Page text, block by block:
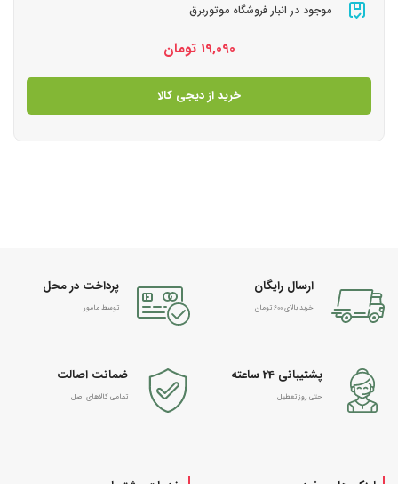
موجود در انبار فروشگاه موتوربرق
19,090 تومان
خرید از دیجی کالا
ارسال رایگان
خرید بالای 600 تومان
پرداخت در محل
توسط مامور
پشتیبانی 24 ساعته
حتی روز تعطیل
ضمانت اصالت
تمامی کالاهای اصل